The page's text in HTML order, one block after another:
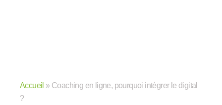
Accueil » Coaching en ligne, pourquoi intégrer le digital
?